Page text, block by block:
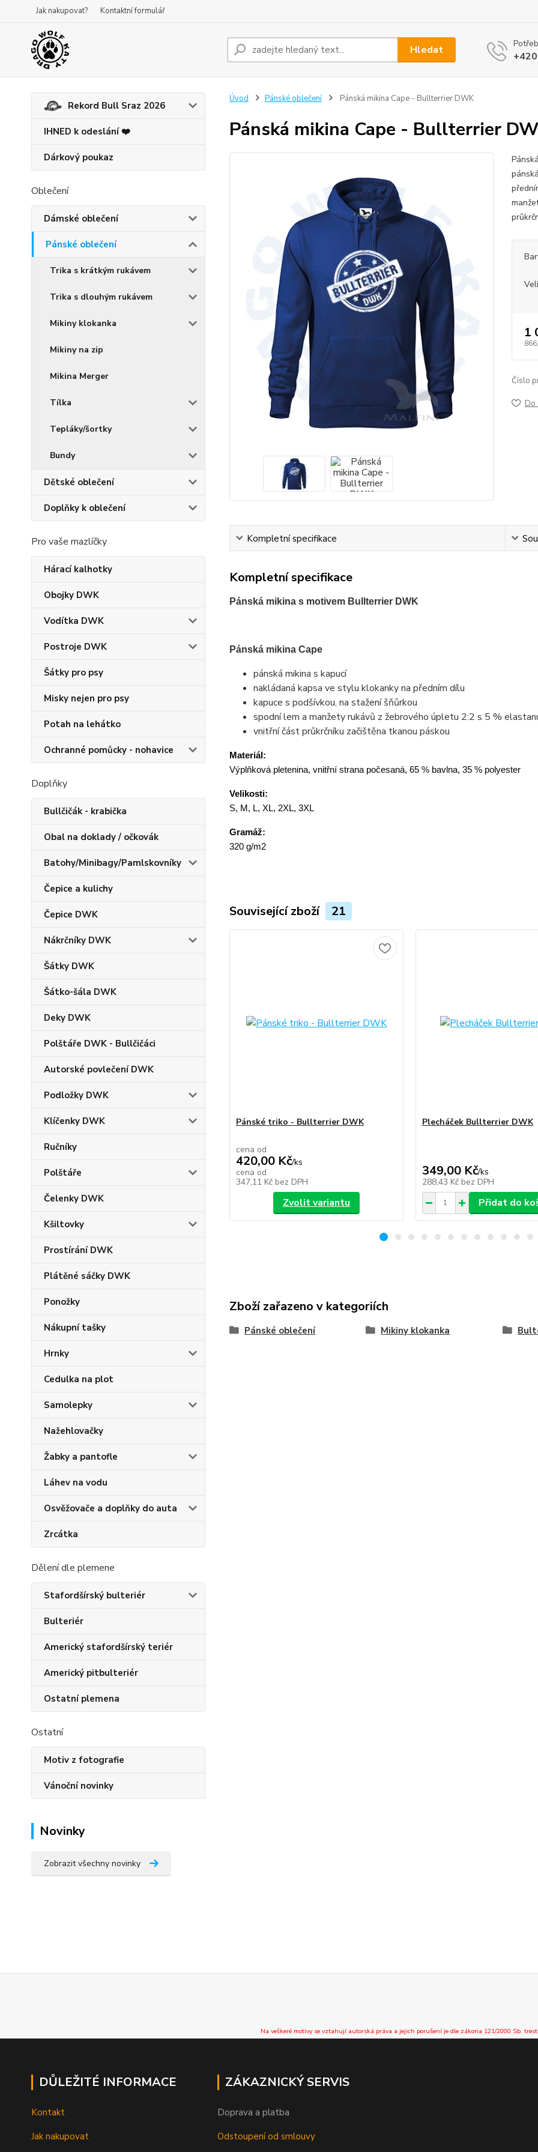
Jak nakupovat? Kontaktní formulář
Hledat
Rekord Bull Sraz 2026
IHNED k odeslání ❤️
Dárkový poukaz
Oblečení
Dámské oblečení
Pánské oblečení
Trika s krátkým rukávem
Trika s dlouhým rukávem
Mikiny klokanka
Mikiny na zip
Mikina Merger
Tílka
Tepláky/šortky
Bundy
Dětské oblečení
Doplňky k oblečení
Pro vaše mazlíčky
Hárací kalhotky
Obojky DWK
Vodítka DWK
Postroje DWK
Šátky pro psy
Misky nejen pro psy
Potah na lehátko
Ochranné pomůcky - nohavice
Doplňky
Bullčičák - krabička
Obal na doklady / očkovák
Batohy/Minibagy/Pamlskovníky
Čepice a kulichy
Čepice DWK
Nákrčníky DWK
Šátky DWK
Šátko-šála DWK
Deky DWK
Polštáře DWK - Bullčičáci
Autorské povlečení DWK
Podložky DWK
Klíčenky DWK
Ručníky
Polštáře
Čelenky DWK
Kšiltovky
Prostírání DWK
Plátěné sáčky DWK
Ponožky
Nákupní tašky
Hrnky
Cedulka na plot
Samolepky
Nažehlovačky
Žabky a pantofle
Láhev na vodu
Osvěžovače a doplňky do auta
Zrcátka
Dělení dle plemene
Stafordšírský bulteriér
Bulteriér
Americký stafordšírský teriér
Americký pitbulteriér
Ostatní plemena
Ostatní
Motiv z fotografie
Vánoční novinky
Novinky
Zobrazit všechny novinky
Úvod Pánské oblečení Pánská mikina Cape - Bullterrier DWK
Pánská mikina Cape - Bullterrier
1
Číslo
Do
Kompletní specifikace
Kompletní specifikace
Pánská mikina s motivem Bullterrier DWK
Pánská mikina Cape
pánská mikina s kapucí
nakládaná kapsa ve stylu klokanky na předním dílu
kapuce s podšívkou, na stažení šňůrkou
spodní lem a manžety rukávů z žebrového úpletu 2:2 s 5 %
vnitřní část průkrčníku začištěna tkanou páskou
Materiál:
Výplňková pletenina, vnitřní strana počesaná, 65 % bavlna, 35 % polyester
Velikosti:
S, M, L, XL, 2XL, 3XL
Gramáž:
320 g/m2
Související zboží 21
Pánské triko - Bullterrier DWK
cena od
420,00 Kč/ks
cena od
347,11 Kč bez DPH
Zvolit variantu
Plecháček Bullterrier DWK
349,00 Kč/ks
288,43 Kč bez DPH
Přidat do
Zboží zařazeno v kategoriích
Pánské oblečení Mikiny klokanka
Na veškeré motivy se vztahují autorská práva a jejich porušení je dle zákona 121/2000 Sb.
DŮLEŽITÉ INFORMACE
Kontakt
Jak nakupovat
ZÁKAZNICKÝ SERVIS
Doprava a platba
Odstoupení od smlouvy